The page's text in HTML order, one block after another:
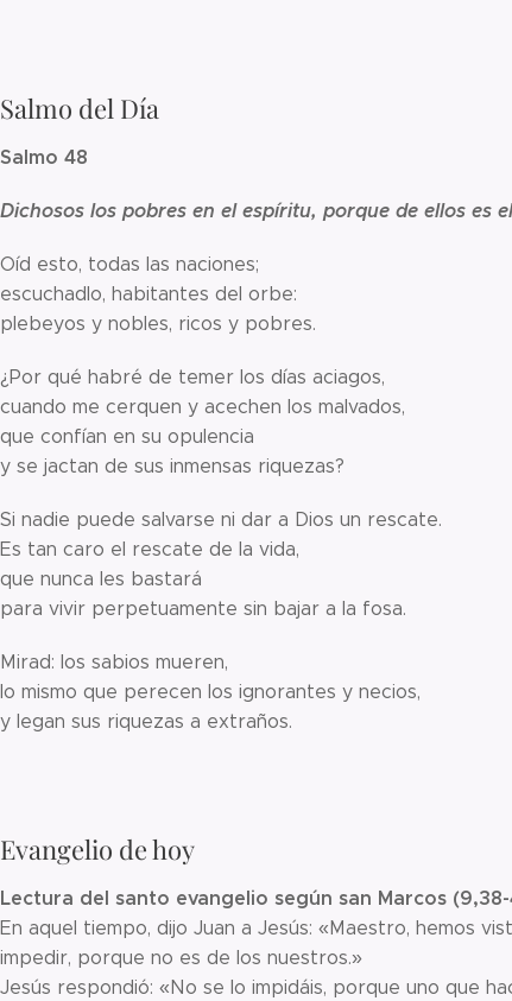
Salmo del Día
Salmo 48
Dichosos los pobres en el espíritu, porque de ellos es
Oíd esto, todas las naciones;
escuchadlo, habitantes del orbe:
plebeyos y nobles, ricos y pobres.
¿Por qué habré de temer los días aciagos,
cuando me cerquen y acechen los malvados,
que confían en su opulencia
y se jactan de sus inmensas riquezas?
Si nadie puede salvarse ni dar a Dios un rescate.
Es tan caro el rescate de la vida,
que nunca les bastará
para vivir perpetuamente sin bajar a la fosa.
Mirad: los sabios mueren,
lo mismo que perecen los ignorantes y necios,
y legan sus riquezas a extraños.
Evangelio de hoy
Lectura del santo evangelio según san Marcos
En aquel tiempo, dijo Juan a Jesús: «Maestro, hemos
impedir, porque no es de los nuestros.»
Jesús respondió: «No se lo impidáis, porque uno que